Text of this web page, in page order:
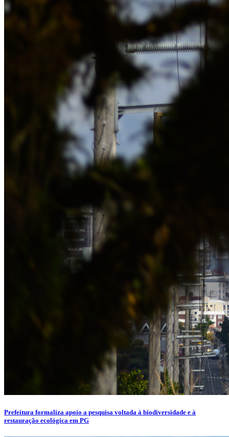
Prefeitura formaliza apoio a pesquisa voltada à biodiversidade e à
restauração ecológica em PG